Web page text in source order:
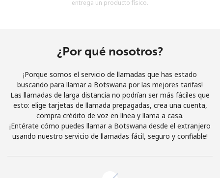
Al abrir una cuenta en este sitio web, estoy de acuerdo con
Únete
¡Hola!
Inicia sesión o REGÍSTRATE →
entrega un producto físico.
¿Por qué nosotros?
¡Porque somos el servicio de llamadas que has estado
buscando para llamar a Botswana por las mejores tarifas!
Las llamadas de larga distancia no podrían ser más fáciles que
esto: elige tarjetas de llamada prepagadas, crea una cuenta,
compra crédito de voz en línea y llama a casa.
¡Entérate cómo puedes llamar a Botswana desde el extranjero
usando nuestro servicio de llamadas fácil, seguro y confiable!